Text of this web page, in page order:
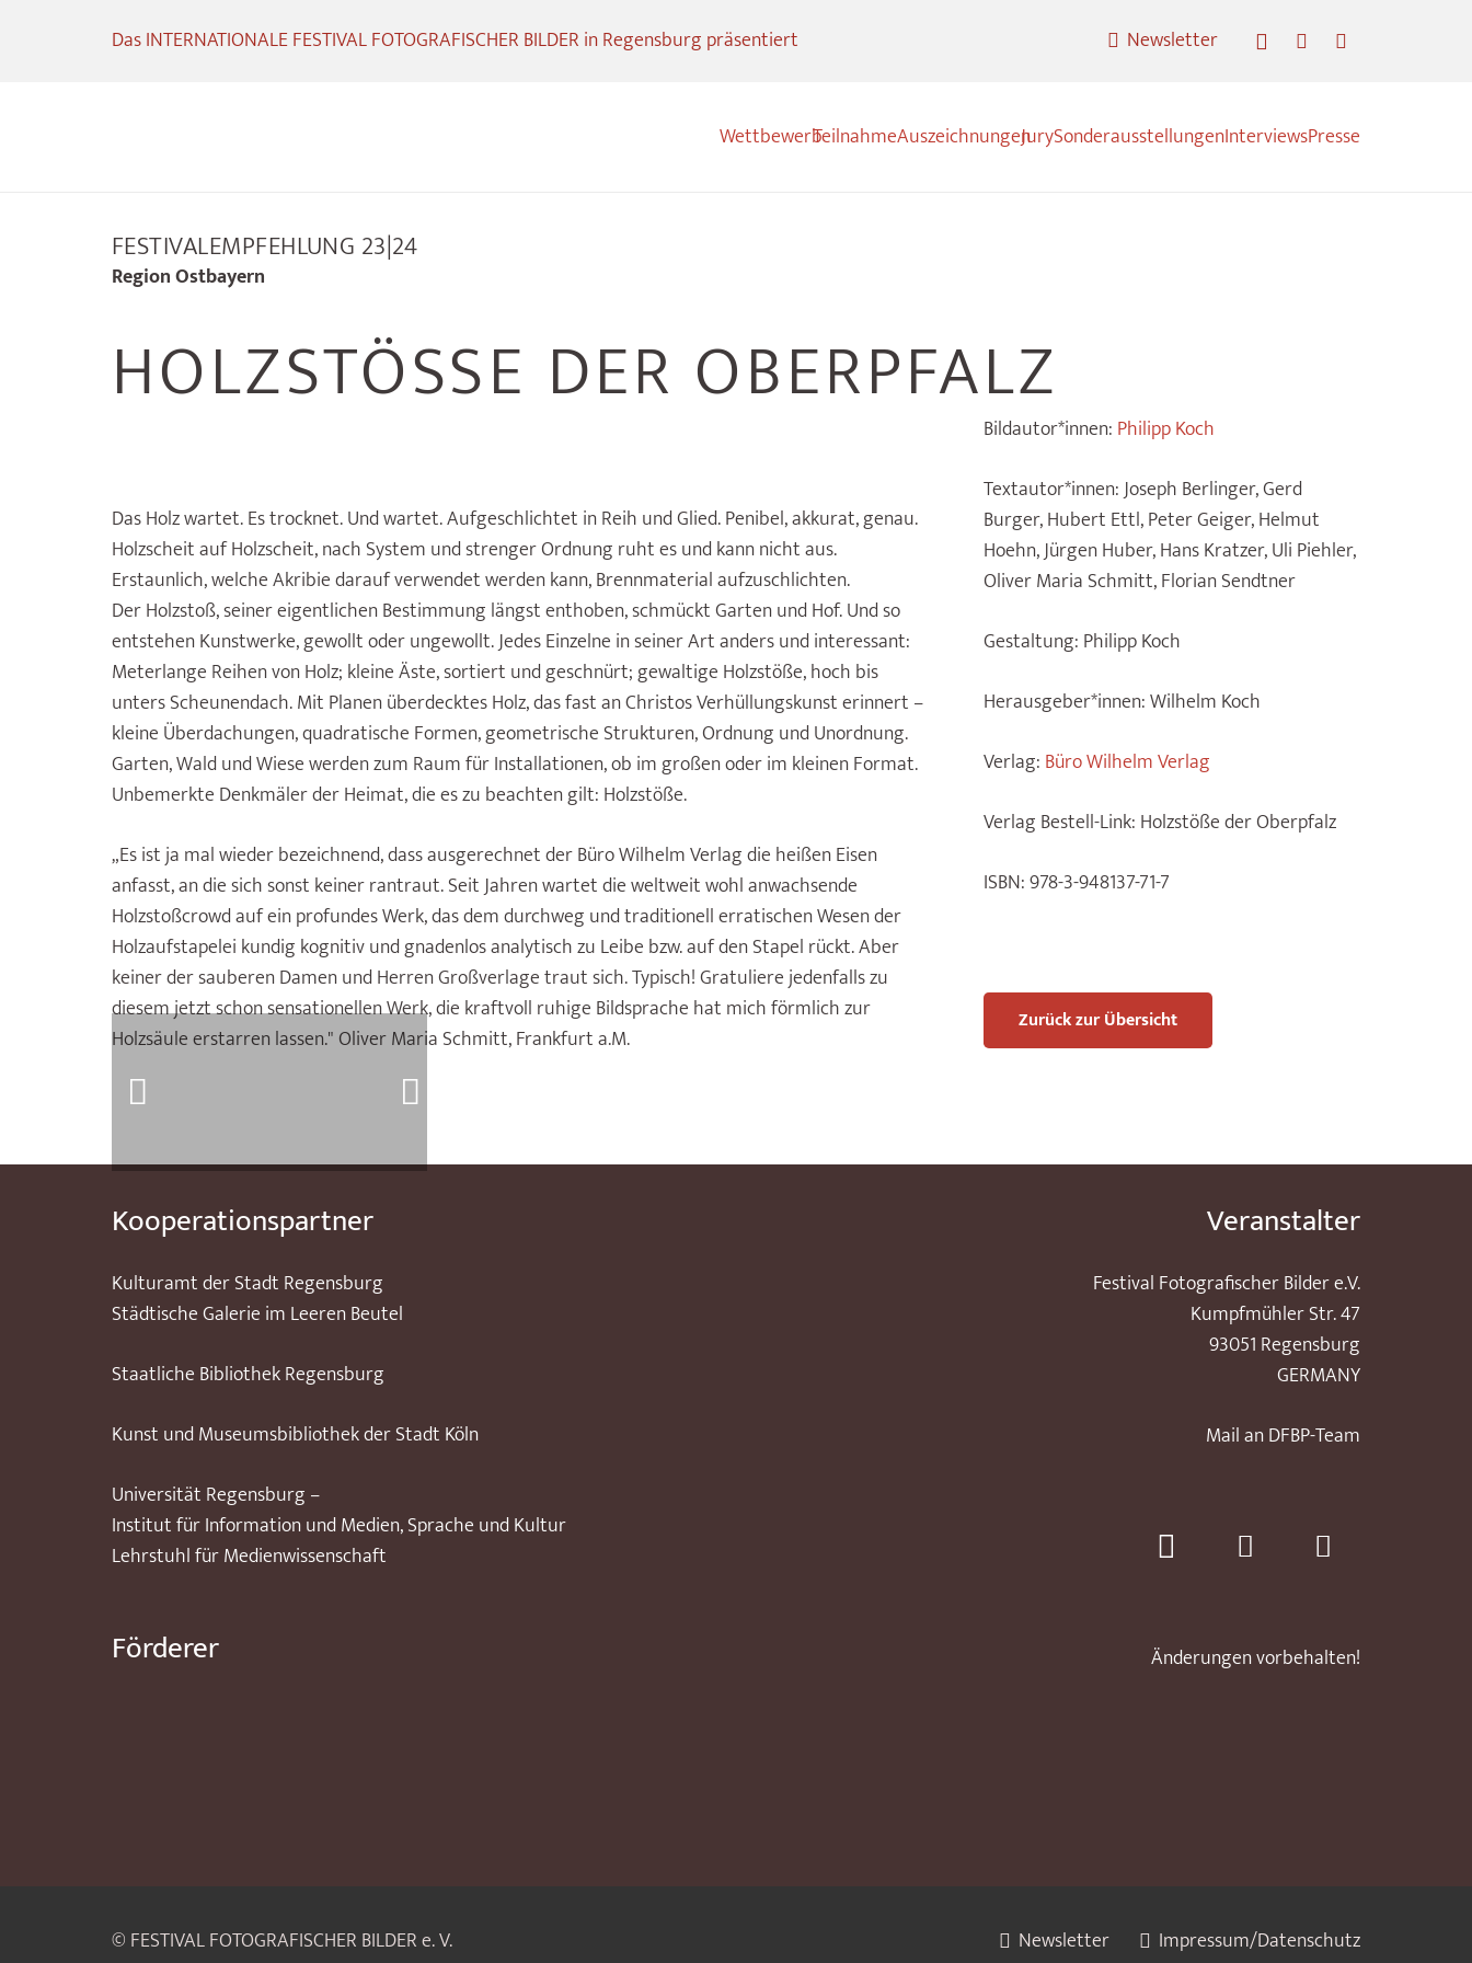
Das INTERNATIONALE FESTIVAL FOTOGRAFISCHER BILDER in Regensburg präsentiert Newsletter
WettbewerbTeilnahmeAuszeichnungenJurySonderausstellungenInterviewsPresse
FESTIVALEMPFEHLUNG 23|24
Region Ostbayern
HOLZSTÖSSE DER OBERPFALZ
Das Holz wartet. Es trocknet. Und wartet. Aufgeschlichtet in Reih und Glied. Penibel, akkurat, genau.
Holzscheit auf Holzscheit, nach System und strenger Ordnung ruht es und kann nicht aus.
Erstaunlich, welche Akribie darauf verwendet werden kann, Brennmaterial aufzuschlichten.
Der Holzstoß, seiner eigentlichen Bestimmung längst enthoben, schmückt Garten und Hof. Und so
entstehen Kunstwerke, gewollt oder ungewollt. Jedes Einzelne in seiner Art anders und interessant:
Meterlange Reihen von Holz; kleine Äste, sortiert und geschnürt; gewaltige Holzstöße, hoch bis
unters Scheunendach. Mit Planen überdecktes Holz, das fast an Christos Verhüllungskunst erinnert –
kleine Überdachungen, quadratische Formen, geometrische Strukturen, Ordnung und Unordnung.
Garten, Wald und Wiese werden zum Raum für Installationen, ob im großen oder im kleinen Format.
Unbemerkte Denkmäler der Heimat, die es zu beachten gilt: Holzstöße.
„Es ist ja mal wieder bezeichnend, dass ausgerechnet der Büro Wilhelm Verlag die heißen Eisen
anfasst, an die sich sonst keiner rantraut. Seit Jahren wartet die weltweit wohl anwachsende
Holzstoßcrowd auf ein profundes Werk, das dem durchweg und traditionell erratischen Wesen der
Holzaufstapelei kundig kognitiv und gnadenlos analytisch zu Leibe bzw. auf den Stapel rückt. Aber
keiner der sauberen Damen und Herren Großverlage traut sich. Typisch! Gratuliere jedenfalls zu
diesem jetzt schon sensationellen Werk, die kraftvoll ruhige Bildsprache hat mich förmlich zur
Holzsäule erstarren lassen." Oliver Maria Schmitt, Frankfurt a.M.
Bildautor*innen: Philipp Koch
Textautor*innen:Joseph Berlinger, Gerd
Burger, Hubert Ettl, Peter Geiger, Helmut
Hoehn, Jürgen Huber, Hans Kratzer, Uli Piehler,
Oliver Maria Schmitt, Florian Sendtner
Gestaltung: Philipp Koch
Herausgeber*innen:Wilhelm Koch
Verlag: Büro Wilhelm Verlag
Verlag Bestell-Link: Holzstöße der Oberpfalz
ISBN:978-3-948137-71-7
Zurück zur Übersicht
Kooperationspartner
Kulturamt der Stadt Regensburg
Städtische Galerie im Leeren Beutel
Staatliche Bibliothek Regensburg
Kunst und Museumsbibliothek der Stadt Köln
Universität Regensburg –
Institut für Information und Medien, Sprache und Kultur
Lehrstuhl für Medienwissenschaft
Förderer
Veranstalter
Festival Fotografischer Bilder e.V.
Kumpfmühler Str. 47
93051 Regensburg
GERMANY
Mail an DFBP-Team
Änderungen vorbehalten!
© FESTIVAL FOTOGRAFISCHER BILDER e. V. Newsletter Impressum/Datenschutz